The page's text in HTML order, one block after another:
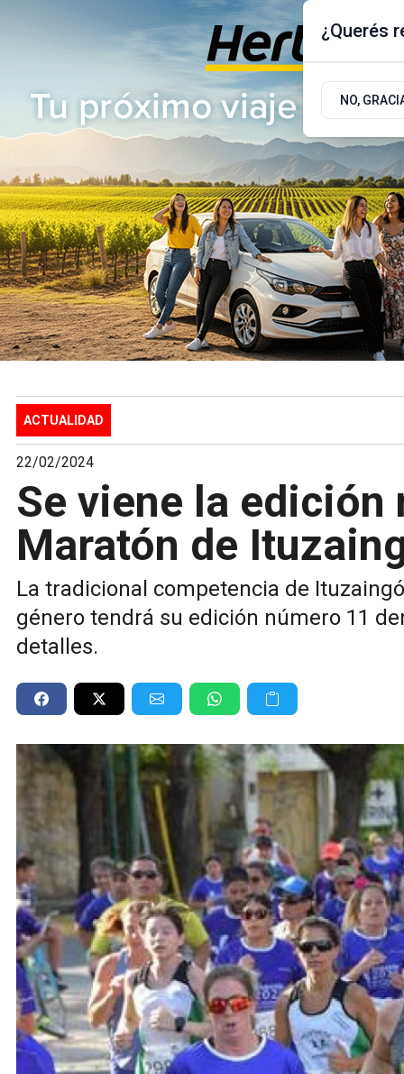
Jueves 6 de Agosto
de 2026
17.9ºc | Buenos Aires, AR
ACTUALIDAD POLÍTICA
ACTUALIDAD
22/02/2024
Se viene la edición
Maratón de
La tradicional competencia de
género tendrá su edición número 11
detalles.
¿Querés
NO,